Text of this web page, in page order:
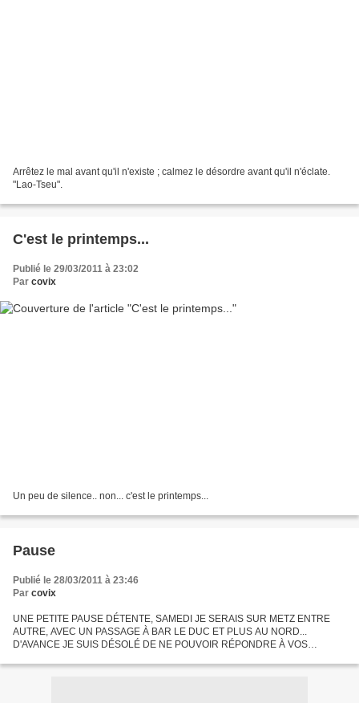
Arrêtez le mal avant qu'il n'existe ; calmez le désordre avant qu'il n'éclate.
"Lao-Tseu".
C'est le printemps...
Publié le 29/03/2011 à 23:02
Par covix
Un peu de silence.. non... c'est le printemps...
Pause
Publié le 28/03/2011 à 23:46
Par covix
UNE PETITE PAUSE DÉTENTE, SAMEDI JE SERAIS SUR METZ ENTRE
AUTRE, AVEC UN PASSAGE À BAR LE DUC ET PLUS AU NORD...
D'AVANCE JE SUIS DÉSOLÉ DE NE POUVOIR RÉPONDRE À VOS
@MITIÉ